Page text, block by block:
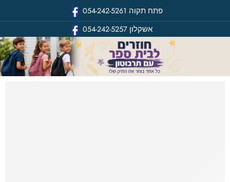
פתח תקוה 054-242-5261
אשקלון054-242-5257